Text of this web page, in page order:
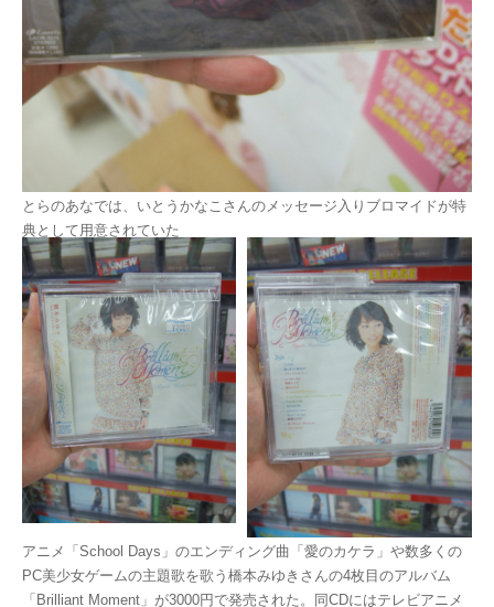
とらのあなでは、いとうかなこさんのメッセージ入りブロマイドが特
典として用意されていた
アニメ「School Days」のエンディング曲「愛のカケラ」や数多くの
PC美少女ゲームの主題歌を歌う橋本みゆきさんの4枚目のアルバム
「Brilliant Moment」が3000円で発売された。同CDにはテレビアニメ